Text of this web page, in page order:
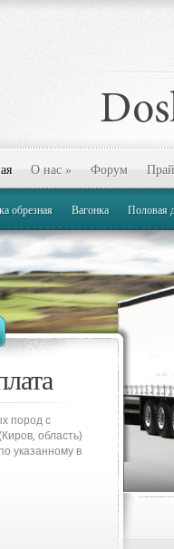
О нас » Форум
обрезная Вагонка Половая
пород с
область)
указанному в